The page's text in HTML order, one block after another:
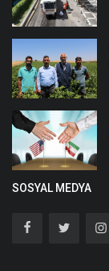
SOSYAL MEDYA